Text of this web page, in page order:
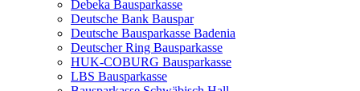
Debeka Bausparkasse
Deutsche Bank Bauspar
Deutsche Bausparkasse Badenia
Deutscher Ring Bausparkasse
HUK-COBURG Bausparkasse
LBS Bausparkasse